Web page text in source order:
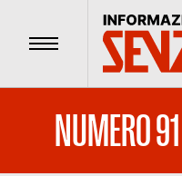
Menu
NUMERO 91